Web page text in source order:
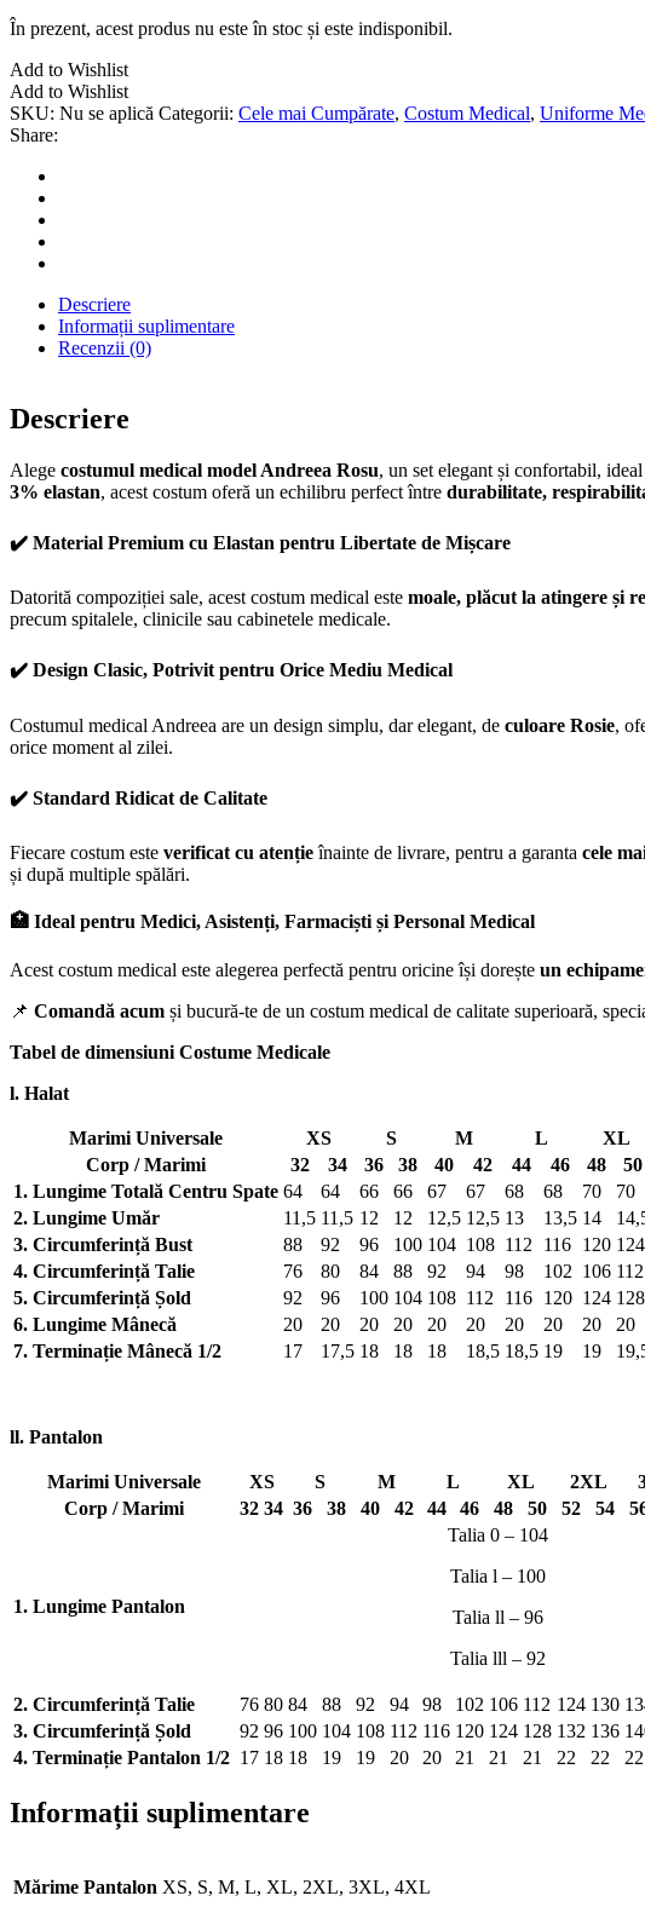
În prezent, acest produs nu este în stoc și este indisponibil.
Add to Wishlist
Add to Wishlist
SKU: Nu se aplică Categorii: Cele mai Cumpărate, Costum Medical, Uniforme
Share:
Descriere
Informații suplimentare
Recenzii (0)
Descriere
Alege costumul medical model Andreea Rosu, un set elegant și confortabil,
3% elastan, acest costum oferă un echilibru perfect între durabilitate,
✔️ Material Premium cu Elastan pentru Libertate de Mișcare
Datorită compoziției sale, acest costum medical este moale, plăcut la atingere și
precum spitalele, clinicile sau cabinetele medicale.
✔️ Design Clasic, Potrivit pentru Orice Mediu Medical
Costumul medical Andreea are un design simplu, dar elegant, de culoare Rosie,
orice moment al zilei.
✔️ Standard Ridicat de Calitate
Fiecare costum este verificat cu atențieînainte de livrare, pentru a garanta cele
și după multiple spălări.
🏥 Ideal pentru Medici, Asistenți, Farmaciști și Personal Medical
Acest costum medical este alegerea perfectă pentru oricine își dorește un
📌 Comandă acum și bucură-te de un costum medical de calitate superioară,
Tabel de dimensiuni Costume Medicale
l. Halat
Marimi Universale XS S M L XL
Corp / Marimi
32 34 36 38 40 42 44 46 48 50
1. Lungime Totală Centru Spate 64 64 66 66 67 67 68 68 70 70
2. Lungime Umăr
11,5 11,5 12 12 12,5 12,5 13 13,5 14
3. Circumferință Bust
88 92 96 100 104 108 112 116 120 124
4. Circumferință Talie
76 80 84 88 92 94 98 102 106 112
5. Circumferință Șold
92 96 100 104 108 112 116 120 124 128
6. Lungime Mânecă
20 20 20 20 20 20 20 20 20 20
7. Terminație Mânecă 1/2
17 17,5 18 18 18 18,5 18,5 19 19
ll. Pantalon
Marimi Universale XS S M L XL 2XL
Corp / Marimi
32 34 36 38 40 42 44 46 48 50 52 54
1. Lungime Pantalon
Talia 0 – 104
Talia l – 100
Talia ll – 96
Talia lll – 92
2. Circumferință Talie 76 80 84 88 92 94 98 102 106 112 124 130
3. Circumferință Șold
92 96 100 104 108 112 116 120 124 128 132 136
4. Terminație Pantalon 1/2 17 18 18 19 19 20 20 21 21 21 22 22 22
Informații suplimentare
Mărime Pantalon XS, S, M, L, XL, 2XL, 3XL, 4XL